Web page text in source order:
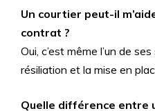
Un courtier peut-il
contrat ?
Oui, c’est même l’un de
résiliation et la mise en
Quelle différence entre